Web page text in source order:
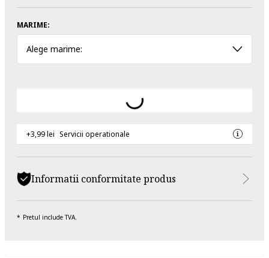
MARIME:
Alege marime:
+3,99 lei Servicii operationale
Informatii conformitate produs
Pretul include TVA.